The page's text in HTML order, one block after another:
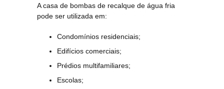
A casa de bombas de recalque de água fria
pode ser utilizada em:
Condomínios residenciais;
Edifícios comerciais;
Prédios multifamiliares;
Escolas;